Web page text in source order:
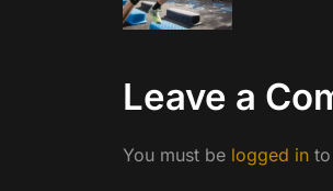
Leave a
You must be logged in